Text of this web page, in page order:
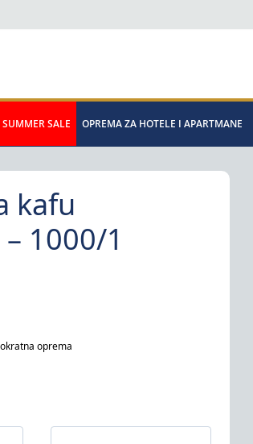
SUMMER SALE OPREMA ZA HOTELE I APARTMANE
kafu
1000/1
oprema